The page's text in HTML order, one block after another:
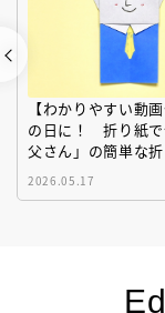
【わかりやすい動
の日に！ 折り紙で
父さん」の簡単な
2026.05.17